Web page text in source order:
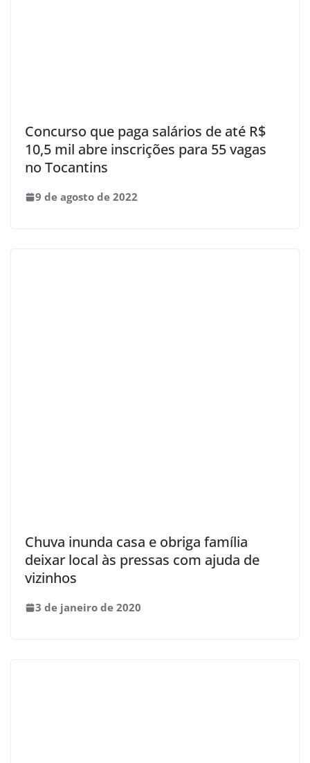
Concurso que paga salários de até R$
10,5 mil abre inscrições para 55 vagas
no Tocantins
9 de agosto de 2022
Chuva inunda casa e obriga família
deixar local às pressas com ajuda de
vizinhos
3 de janeiro de 2020